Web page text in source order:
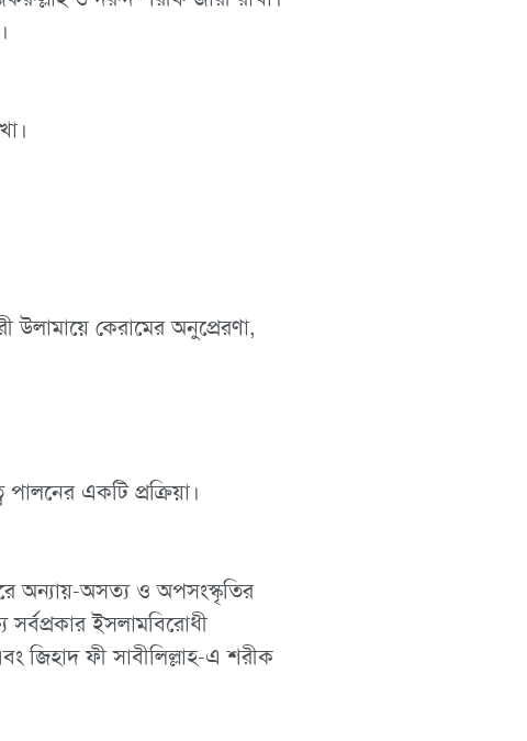
উলামায়ে কেরামের অনুপ্রেরণা,
একটি প্রক্রিয়া।
অন্যায়-অসত্য ও অপসংস্কৃতির
সর্বপ্রকার ইসলামবিরোধী
জিহাদ ফী সাবীলিল্লাহ-এ শরীক